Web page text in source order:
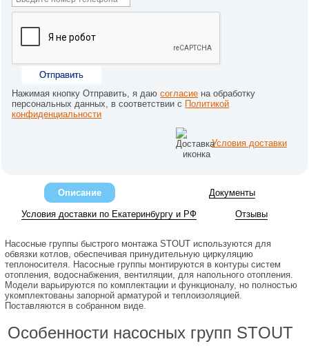
Отправить
Нажимая кнопку Отправить, я даюсогласие на обработку
персональных данных, в соответствии с Политикой
конфиденциальности
Условия доставки
Описание Документы
Условия доставки по Екатеринбургу и РФ Отзывы
Насосные группы быстрого монтажа STOUT используются для
обвязки котлов, обеспечивая принудительную циркуляцию
теплоносителя. Насосные группы монтируются в контуры систем
отопления, водоснабжения, вентиляции, для напольного отопления.
Модели варьируются по комплектации и функционалу, но полностью
укомплектованы запорной арматурой и теплоизоляцией.
Поставляются в собранном виде.
Особенности насосных групп STOUT